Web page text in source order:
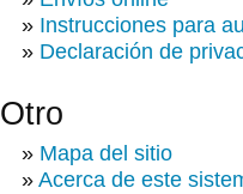
» Instrucciones para
» Declaración de
Otro
» Mapa del sitio
»Acerca de este